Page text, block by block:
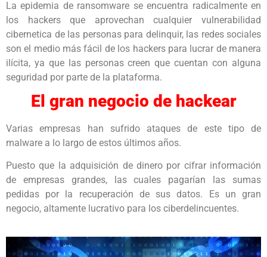
La epidemia de ransomware se encuentra radicalmente en
los hackers que aprovechan cualquier vulnerabilidad
cibernetica de las personas para delinquir, las redes sociales
son el medio más fácil de los hackers para lucrar de manera
ilícita, ya que las personas creen que cuentan con alguna
seguridad por parte de la plataforma.
El gran negocio de hackear
Varias empresas han sufrido ataques de este tipo de
malware a lo largo de estos últimos años.
Puesto que la adquisición de dinero por cifrar información
de empresas grandes, las cuales pagarían las sumas
pedidas por la recuperación de sus datos. Es un gran
negocio, altamente lucrativo para los ciberdelincuentes.